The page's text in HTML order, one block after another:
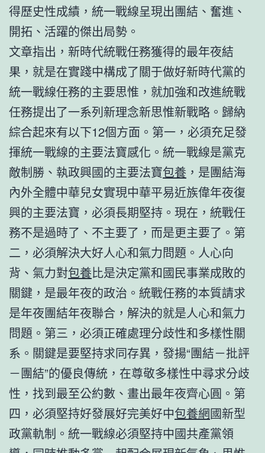
得歷史性成績，統一戰線呈現出團結、奮進、
開拓、活躍的傑出局勢。
文章指出，新時代統戰任務獲得的最年夜結
果，就是在實踐中構成了關于做好新時代黨的
統一戰線任務的主要思惟，就加強和改進統戰
任務提出了一系列新理念新思惟新戰略。歸納
綜合起來有以下12個方面。第一，必須充足發
揮統一戰線的主要法寶感化。統一戰線是黨克
敵制勝、執政興國的主要法寶包養 ，是團結海
內外全體中華兒女實現中華平易近族偉年夜復
興的主要法寶，必須長期堅持。現在，統戰任
務不是過時了、不主要了，而是更主要了。第
二，必須解決大好人心和氣力問題。人心向
背、氣力對包養比是決定黨和國民事業成敗的
關鍵，是最年夜的政治。統戰任務的本質請求
是年夜團結年夜聯合，解決的就是人心和氣力
問題。第三，必須正確處理分歧性和多樣性關
系。關鍵是要堅持求同存異，發揚“團結－批評
－團結”的優良傳統，在尊敬多樣性中尋求分歧
性，找到最至公約數、畫出最年夜齊心圓。第
四，必須堅持好發展好完美好中包養網國新型
政黨軌制。統一戰線必須堅持中國共產黨領